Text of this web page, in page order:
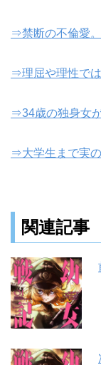
⇒禁断の不倫愛
⇒理屈や理性で
⇒34歳の独身女
⇒大学生まで実
関連記事